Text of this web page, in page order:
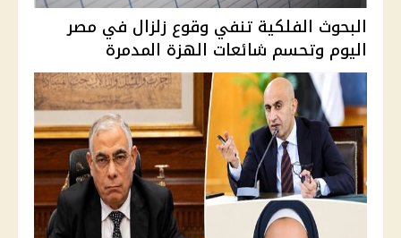
البحوث الفلكية تنفي وقوع زلزال في مصر
اليوم وتحسم شائعات الهزة المدمرة